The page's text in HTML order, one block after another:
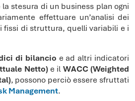
stesura di un business plan ogni
effettuare un’analisi dei
fissi di struttura, quelli variabili e i
di bilancio e ad altri indicatori
Netto)e ilWACC (Weighted
, possono perciò essere sfruttati
Management.